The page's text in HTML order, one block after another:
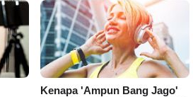
Kenapa 'Ampun Bang Jago'